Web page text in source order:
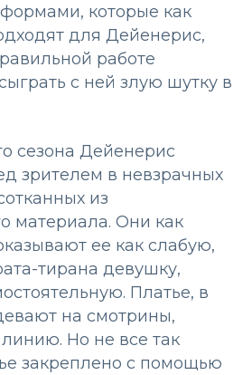
которые как
для Дейенерис,
работе
с ней злую шутку в
сезона Дейенерис
зрителем в невзрачных
из
материала. Они как
ее как слабую,
тирана девушку,
Платье, в
на смотрины,
Но не все так
закреплено с помощью